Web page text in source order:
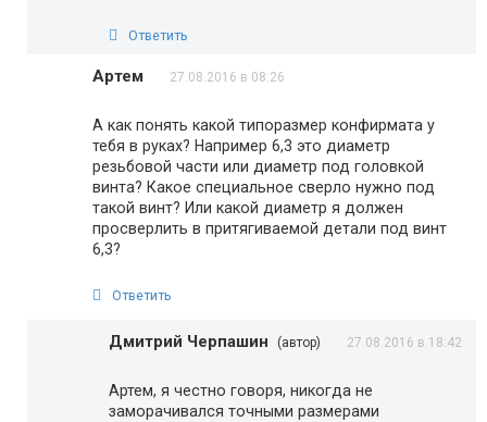
Ответить
Артем 27.08.2016 в 08:26
А как понять какой типоразмер конфирмата у
тебя в руках? Например 6,3 это диаметр
резьбовой части или диаметр под головкой
винта? Какое специальное сверло нужно под
такой винт? Или какой диаметр я должен
просверлить в притягиваемой детали под винт
6,3?
Ответить
Дмитрий Черпашин (автор) 27.08.2016 в 18:42
Артем, я честно говоря, никогда не
заморачивался точными размерами